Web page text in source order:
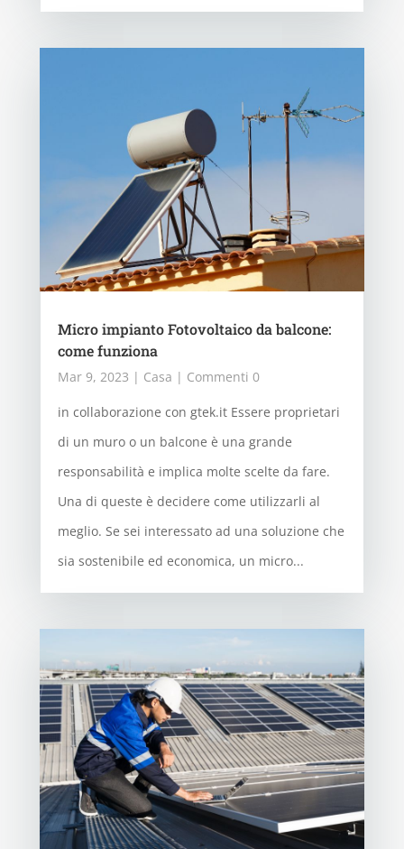
Micro impianto Fotovoltaico da balcone:
come funziona
Mar 9, 2023 | Casa | Commenti 0
in collaborazione con gtek.it Essere proprietari
di un muro o un balcone è una grande
responsabilità e implica molte scelte da fare.
Una di queste è decidere come utilizzarli al
meglio. Se sei interessato ad una soluzione che
sia sostenibile ed economica, un micro...